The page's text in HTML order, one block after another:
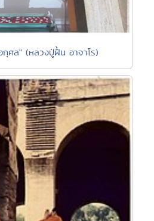
ศล" (หลวงปู่ฝั้น อาจาโร)